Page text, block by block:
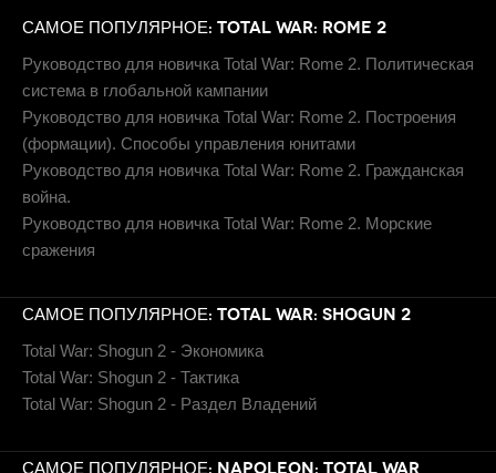
САМОЕ ПОПУЛЯРНОЕ: TOTAL WAR: ROME 2
Руководство для новичка Total War: Rome 2. Политическая
система в глобальной кампании
Руководство для новичка Total War: Rome 2. Построения
(формации). Способы управления юнитами
Руководство для новичка Total War: Rome 2. Гражданская
война.
Руководство для новичка Total War: Rome 2. Морские
сражения
САМОЕ ПОПУЛЯРНОЕ: TOTAL WAR: SHOGUN 2
Total War: Shogun 2 - Экономика
Total War: Shogun 2 - Тактика
Total War: Shogun 2 - Раздел Владений
САМОЕ ПОПУЛЯРНОЕ: NAPOLEON: TOTAL WAR